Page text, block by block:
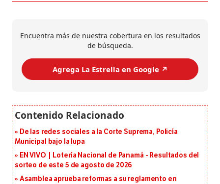
Encuentra más de nuestra cobertura en los resultados
de búsqueda.
Agrega La Estrella en Google ↗️
De las redes sociales a la Corte Suprema, Policía
Municipal bajo la lupa
EN VIVO | Lotería Nacional de Panamá - Resultados del
sorteo de este 5 de agosto de 2026
Asamblea aprueba reformas a su reglamento en